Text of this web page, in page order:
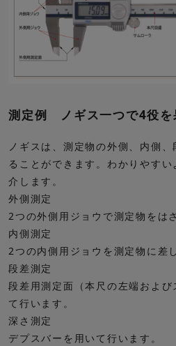
測定例 ノギス一つで4役を
ノギスは、測定物の外側、内側
ることができます。わかりやす
介します。
外側測定
2つの外側用ジョウで測定物をは
内側測定
2つの内側用ジョウを測定物に差
段差測定
段差用測定面（本尺の左端およ
て行います。
深さ測定
デプスバーを用いて行います。